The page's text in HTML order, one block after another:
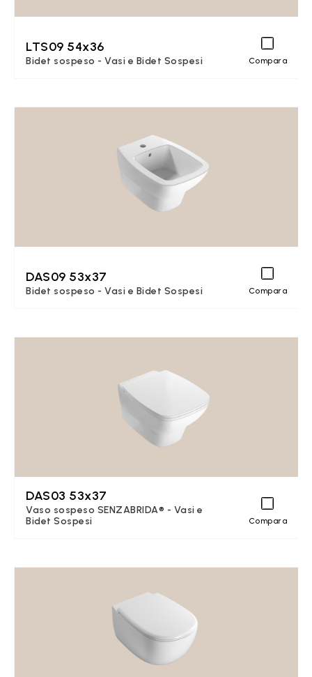
LTS09 54x36
Bidet sospeso - Vasi e Bidet Sospesi Compara
DAS09 53x37
Bidet sospeso - Vasi e Bidet Sospesi Compara
DAS03 53x37
Vaso sospeso SENZABRIDA® - Vasi e
Bidet Sospesi
Compara